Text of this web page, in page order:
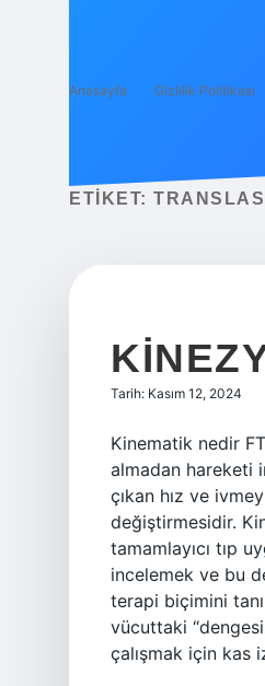
Anasayfa Gizlilik Politikası
ETIKET:
Tarih: Kasım 12, 2024
Kinematik nedir
almadan hareketi
çıkan hız ve
değiştirmesidir.
tamamlayıcı tıp
incelemek ve bu
terapi biçimini
vücuttaki
çalışmak için